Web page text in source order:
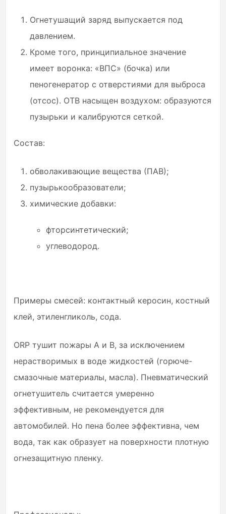
Огнетушащий заряд выпускается под
давлением.
Кроме того, принципиальное значение
имеет воронка: «ВПС» (бочка) или
пеногенератор с отверстиями для выброса
(отсос). ОТВ насыщен воздухом: образуются
пузырьки и калибруются сеткой.
Состав:
обволакивающие вещества (ПАВ);
пузырькообразователи;
химические добавки:
фторсинтетический;
углеводород.
Примеры смесей: контактный керосин, костный
клей, этиленгликоль, сода.
ORP тушит пожары A и B, за исключением
нерастворимых в воде жидкостей (горюче-
смазочные материалы, масла). Пневматический
огнетушитель считается умеренно
эффективным, не рекомендуется для
автомобилей. Но пена более эффективна, чем
вода, так как образует на поверхности плотную
огнезащитную пленку.